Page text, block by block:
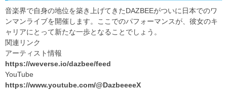
音楽界で自身の地位を築き上げてきたDAZBEEがついに日本でのワ
ンマンライブを開催します。ここでのパフォーマンスが、彼女のキ
ャリアにとって新たな一歩となることでしょう。
関連リンク
アーティスト情報
https://weverse.io/dazbee/feed
YouTube
https://www.youtube.com/@DazbeeeeX